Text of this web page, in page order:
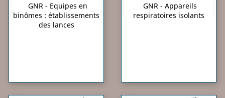
GNR - Equipes en
binômes : établissements
des lances
GNR - Appareils
respiratoires isolants